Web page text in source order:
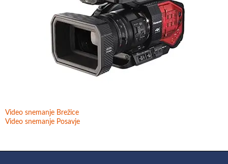
Video snemanje Brežice
Video snemanje Posavje